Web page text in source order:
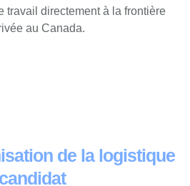
travail directement à la frontière
au Canada.
de la logistique